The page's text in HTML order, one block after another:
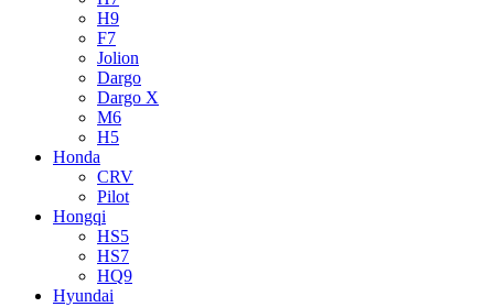
H9
F7
Jolion
Dargo
Dargo X
M6
H5
Honda
CRV
Pilot
Hongqi
HS5
HS7
HQ9
Hyundai